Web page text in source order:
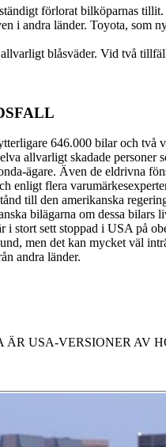
förlorat bilköparnas tillit.
i andra länder. Toyota, som
blåsväder. Vid två
646.000 bilar och två
allvarligt skadade personer
ägare. Även de eldrivna
enligt flera
till den amerikanska
bilägarna om dessa bilars
stort sett stoppad i USA på
men det kan mycket väl
andra länder.
USA-VERSIONER AV